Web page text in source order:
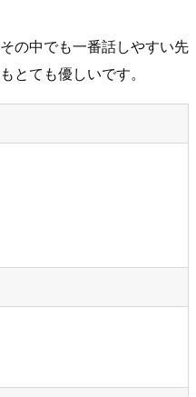
の中でも一番話しやすい先
とても優しいです。